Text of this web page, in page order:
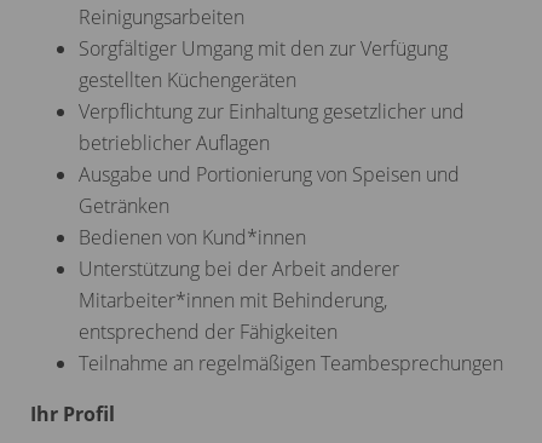
Reinigungsarbeiten
Sorgfältiger Umgang mit den zur Verfügung
gestellten Küchengeräten
Verpflichtung zur Einhaltung gesetzlicher und
betrieblicher Auflagen
Ausgabe und Portionierung von Speisen und
Getränken
Bedienen von Kund*innen
Unterstützung bei der Arbeit anderer
Mitarbeiter*innen mit Behinderung,
entsprechend der Fähigkeiten
Teilnahme an regelmäßigen Teambesprechungen
Ihr Profil